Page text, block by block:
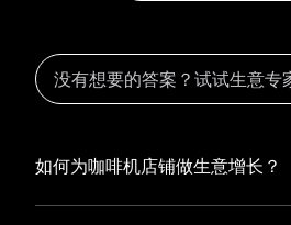
如何为咖啡机店铺做生意增长？
为咖啡机店铺实现持续生意增长，您